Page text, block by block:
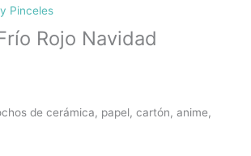
Pinceles
Rojo Navidad
de cerámica, papel, cartón, anime,